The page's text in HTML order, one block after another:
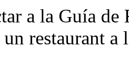
a la Guía de
un restaurant